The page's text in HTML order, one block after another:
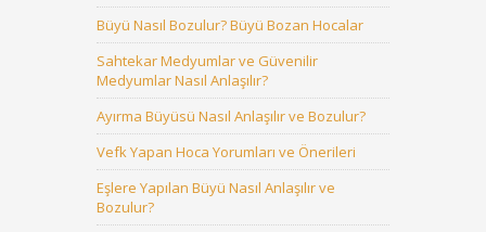
Büyü Nasıl Bozulur? Büyü Bozan Hocalar
Sahtekar Medyumlar ve Güvenilir
Medyumlar Nasıl Anlaşılır?
Ayırma Büyüsü Nasıl Anlaşılır ve Bozulur?
Vefk Yapan Hoca Yorumları ve Önerileri
Eşlere Yapılan Büyü Nasıl Anlaşılır ve
Bozulur?